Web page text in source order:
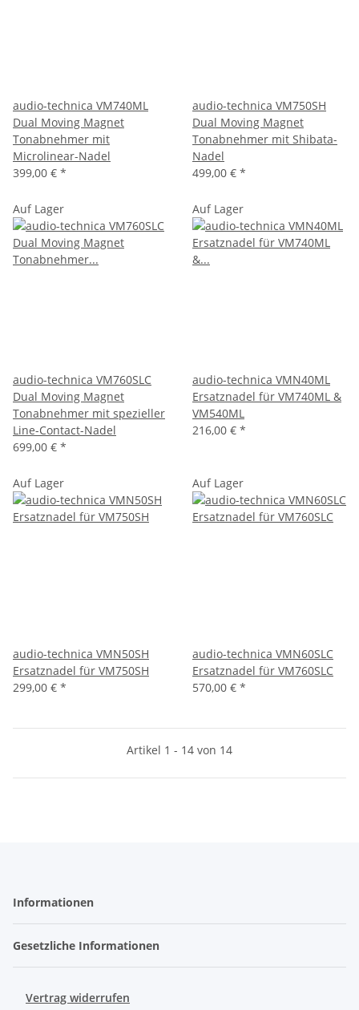
audio-technica VM740ML
Dual Moving Magnet
Tonabnehmer mit
Microlinear-Nadel
399,00 € *
audio-technica VM750SH
Dual Moving Magnet
Tonabnehmer mit Shibata-
Nadel
499,00 € *
Auf Lager
audio-technica VM760SLC
Dual Moving Magnet
Tonabnehmer mit spezieller
Line-Contact-Nadel
699,00 € *
Auf Lager
audio-technica VMN40ML
Ersatznadel für VM740ML &
VM540ML
216,00 € *
Auf Lager
audio-technica VMN50SH
Ersatznadel für VM750SH
299,00 € *
Auf Lager
audio-technica VMN60SLC
Ersatznadel für VM760SLC
570,00 € *
Artikel 1 - 14 von 14
Informationen
Gesetzliche Informationen
Vertrag widerrufen